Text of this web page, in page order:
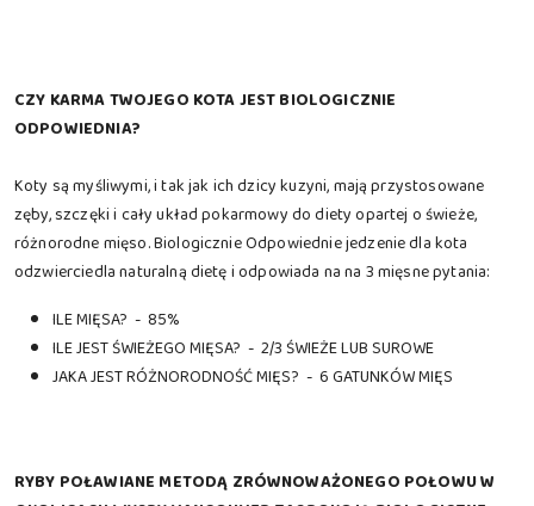
CZY KARMA TWOJEGO KOTA JEST BIOLOGICZNIE
ODPOWIEDNIA?
Koty są myśliwymi, i tak jak ich dzicy kuzyni, mają przystosowane
zęby, szczęki i cały układ pokarmowy do diety opartej o świeże,
różnorodne mięso. Biologicznie Odpowiednie jedzenie dla kota
odzwierciedla naturalną dietę i odpowiada na na 3 mięsne pytania:
ILE MIĘSA? - 85%
ILE JEST ŚWIEŻEGO MIĘSA? - 2/3 ŚWIEŻE LUB SUROWE
JAKA JEST RÓŻNORODNOŚĆ MIĘS? - 6 GATUNKÓW MIĘS
RYBY POŁAWIANE METODĄ ZRÓWNOWAŻONEGO POŁOWU W